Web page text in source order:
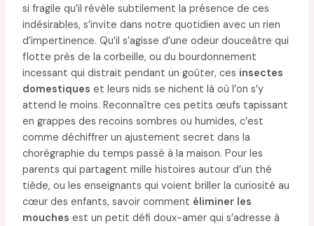
si fragile qu’il révèle subtilement la présence de ces
indésirables, s’invite dans notre quotidien avec un rien
d’impertinence. Qu’il s’agisse d’une odeur douceâtre qui
flotte près de la corbeille, ou du bourdonnement
incessant qui distrait pendant un goûter, ces insectes
domestiques et leurs nids se nichent là où l’on s’y
attend le moins. Reconnaître ces petits œufs tapissant
en grappes des recoins sombres ou humides, c’est
comme déchiffrer un ajustement secret dans la
chorégraphie du temps passé à la maison. Pour les
parents qui partagent mille histoires autour d’un thé
tiède, ou les enseignants qui voient briller la curiosité au
cœur des enfants, savoir comment éliminer les
mouches est un petit défi doux-amer qui s’adresse à